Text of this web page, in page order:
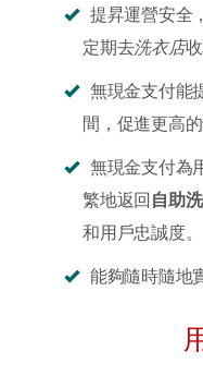
提昇運營安全
定期去洗衣店
無現金支付能
間，促進更高的
無現金支付為
繁地返回自助
和用戶忠誠度。
能夠隨時隨地